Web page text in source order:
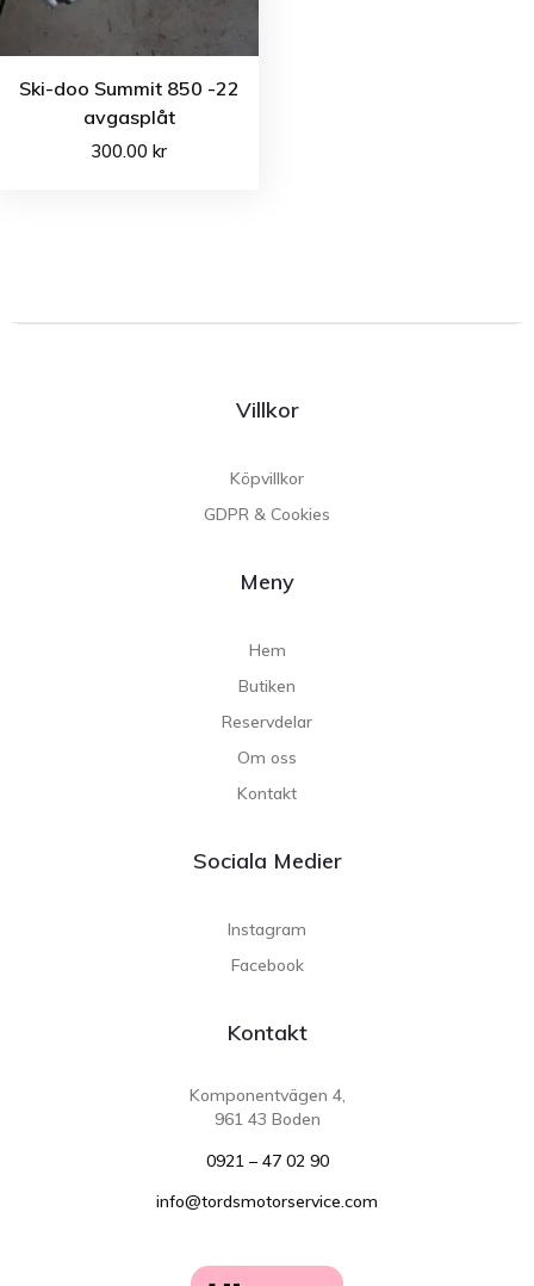
Ski-doo Summit 850 -22
avgasplåt
300.00kr
Villkor
Köpvillkor
GDPR & Cookies
Meny
Hem
Butiken
Reservdelar
Om oss
Kontakt
Sociala Medier
Instagram
Facebook
Kontakt
Komponentvägen 4,
961 43 Boden
0921 – 47 02 90
info@tordsmotorservice.com